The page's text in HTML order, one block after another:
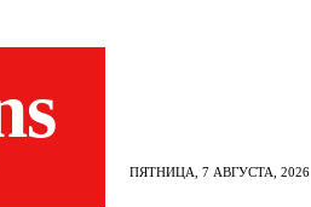
ПЯТНИЦА, 7 АВГУСТА, 2026